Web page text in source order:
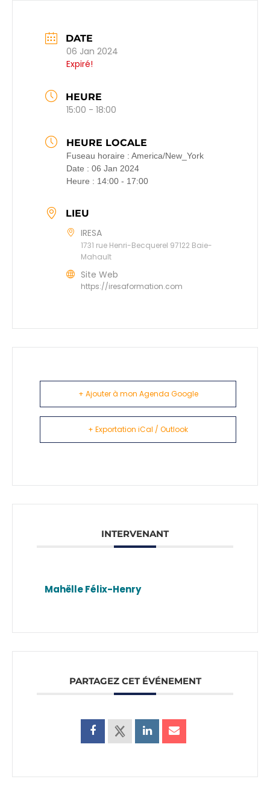
DATE
06 Jan 2024
Expiré!
HEURE
15:00 - 18:00
HEURE LOCALE
Fuseau horaire : America/New_York
Date : 06 Jan 2024
Heure : 14:00 - 17:00
LIEU
IRESA
1731 rue Henri-Becquerel 97122 Baie-
Mahault
Site Web
https://iresaformation.com
+ Ajouter à mon Agenda Google
+ Exportation iCal / Outlook
INTERVENANT
Mahëlle Félix-Henry
PARTAGEZ CET ÉVÉNEMENT